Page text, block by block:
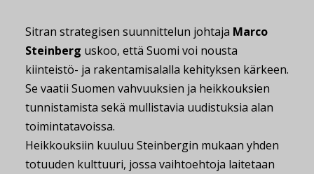
Sitran strategisen suunnittelun johtaja Marco
Steinberg uskoo, että Suomi voi nousta
kiinteistö- ja rakentamisalalla kehityksen kärkeen.
Se vaatii Suomen vahvuuksien ja heikkouksien
tunnistamista sekä mullistavia uudistuksia alan
toimintatavoissa.
Heikkouksiin kuuluu Steinbergin mukaan yhden
totuuden kulttuuri, jossa vaihtoehtoja laitetaan